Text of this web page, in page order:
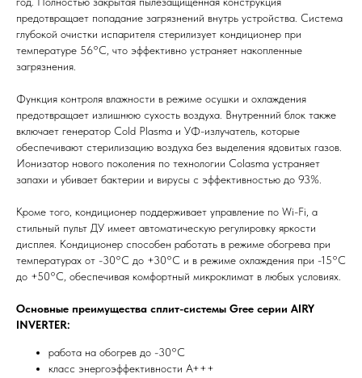
предотвращает попадание загрязнений внутрь устройства. Система
глубокой очистки испарителя стерилизует кондиционер при
температуре 56°C, что эффективно устраняет накопленные
загрязнения.
Функция контроля влажности в режиме осушки и охлаждения
предотвращает излишнюю сухость воздуха. Внутренний блок также
включает генератор Cold Plasma и УФ-излучатель, которые
обеспечивают стерилизацию воздуха без выделения ядовитых газов.
Ионизатор нового поколения по технологии Colasma устраняет
запахи и убивает бактерии и вирусы с эффективностью до 93%.
Кроме того, кондиционер поддерживает управление по Wi-Fi, а
стильный пульт ДУ имеет автоматическую регулировку яркости
дисплея. Кондиционер способен работать в режиме обогрева при
температурах от -30°C до +30°C и в режиме охлаждения при -15°C
до +50°C, обеспечивая комфортный микроклимат в любых условиях.
Основные преимущества сплит-системы Gree серии AIRY
INVERTER:
работа на обогрев до -30°С
класс энергоэффективности A+++